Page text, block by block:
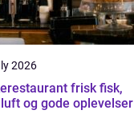
2026
frisk fisk,
og gode oplevelser